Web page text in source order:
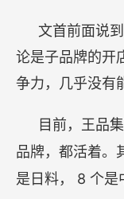
文首前面说
论是子品牌的开
争力，几乎没有
目前，王品
品牌，都活着。
是日料， 8 个是